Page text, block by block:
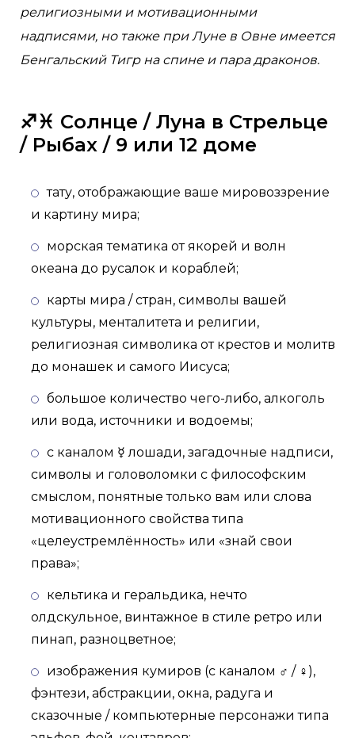
религиозными и мотивационными
надписями, но также при Луне в Овне имеется
Бенгальский Тигр на спине и пара драконов.
♐️♓️ Солнце / Луна в Стрельце
/ Рыбах / 9 или 12 доме
тату, отображающие ваше мировоззрение
и картину мира;
морская тематика от якорей и волн
океана до русалок и кораблей;
карты мира / стран, символы вашей
культуры, менталитета и религии,
религиозная символика от крестов и молитв
до монашек и самого Иисуса;
большое количество чего-либо, алкоголь
или вода, источники и водоемы;
с каналом ☿ лошади, загадочные надписи,
символы и головоломки с философским
смыслом, понятные только вам или слова
мотивационного свойства типа
«целеустремлённость» или «знай свои
права»;
кельтика и геральдика, нечто
олдскульное, винтажное в стиле ретро или
пинап, разноцветное;
изображения кумиров (с каналом ♂ / ♀),
фэнтези, абстракции, окна, радуга и
сказочные / компьютерные персонажи типа